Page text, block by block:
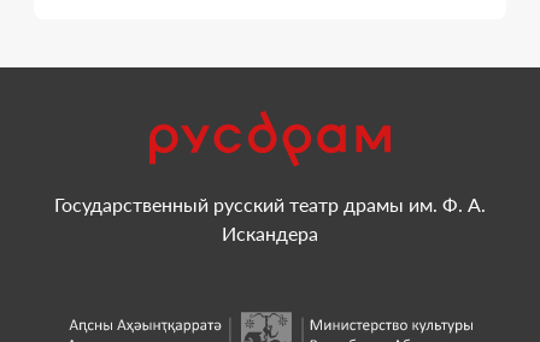
Государственный русский театр драмы им. Ф. А.
Искандера